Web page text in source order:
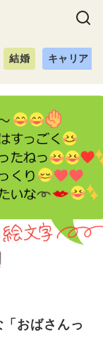
結婚 キャリア
おばさんっ